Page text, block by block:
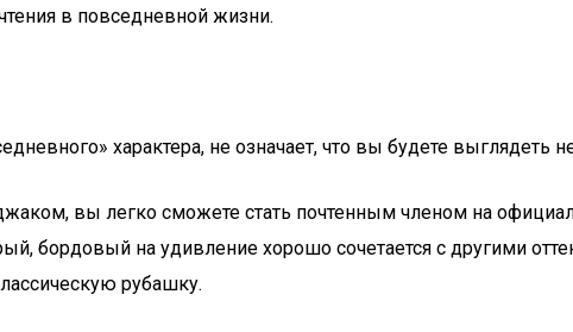
в повседневной жизни.
характера, не означает, что вы будете
вы легко сможете стать почтенным членом на
бордовый на удивление хорошо сочетается с другими
рубашку.